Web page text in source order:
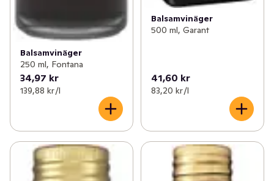
Balsamvinäger
250 ml, Fontana
34,97 kr
139,88 kr /l
Balsamvinäger
500 ml, Garant
41,60 kr
83,20 kr /l